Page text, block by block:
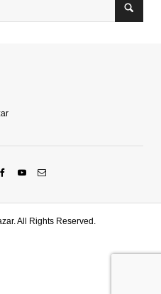
All Rights Reserved.